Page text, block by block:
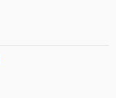
越数字通讯技术有
网十大GPS创新品
，泡泡网十大编